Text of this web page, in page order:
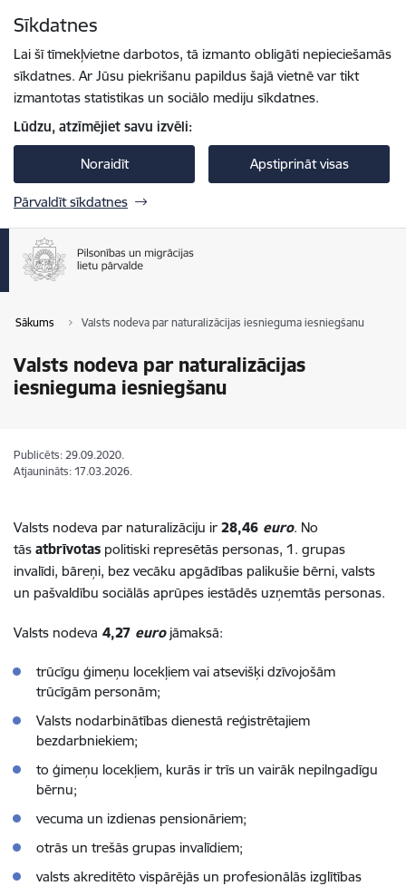
Sīkdatnes
Lai šī tīmekļvietne darbotos, tā izmanto obligāti nepieciešamās
sīkdatnes. Ar Jūsu piekrišanu papildus šajā vietnē var tikt
izmantotas statistikas un sociālo mediju sīkdatnes.
Lūdzu, atzīmējiet savu izvēli:
Noraidīt Apstiprināt visas
Pārvaldīt sīkdatnes
Sākums Valsts nodeva par naturalizācijas iesnieguma iesniegšanu
Valsts nodeva par naturalizācijas
iesnieguma iesniegšanu
Publicēts: 29.09.2020.
Atjaunināts: 17.03.2026.
Valsts nodeva par naturalizāciju ir 28,46 euro. No
tās atbrīvotas politiski represētās personas, 1. grupas
invalīdi, bāreņi, bez vecāku apgādības palikušie bērni, valsts
un pašvaldību sociālās aprūpes iestādēs uzņemtās personas.
Valsts nodeva 4,27 eurojāmaksā:
trūcīgu ģimeņu locekļiem vai atsevišķi dzīvojošām
trūcīgām personām;
Valsts nodarbinātības dienestā reģistrētajiem
bezdarbniekiem;
to ģimeņu locekļiem, kurās ir trīs un vairāk nepilngadīgu
bērnu;
vecuma un izdienas pensionāriem;
otrās un trešās grupas invalīdiem;
valsts akreditēto vispārējās un profesionālās izglītības